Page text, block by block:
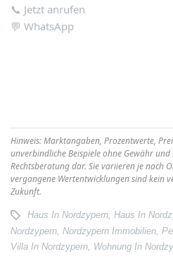
📞 Jetzt anrufen
💬 WhatsApp
Hinweis: Marktangaben, Prozentwerte,
unverbindliche Beispiele ohne Gewähr
Rechtsberatung dar. Sie variieren je nach
vergangene Wertentwicklungen sind kein
Zukunft.
Haus In Nordzypern, Haus In
Nordzypern Nordzypern Immobilien
Villa In Nordzypern Wohnung In